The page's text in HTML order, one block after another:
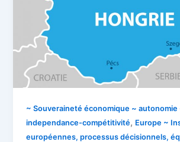
~ Souveraineté économique ~ autonomie
independance-compétitivité, Europe ~
européennes, processus décisionnels,